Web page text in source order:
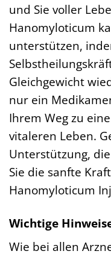
und Sie voller
Hanomyloticum
unterstützen,
Gleichgewicht
nur ein
Ihrem Weg zu
vitaleren Leben.
Unterstützung,
Sie die sanfte
Hanomyloticum
Wichtige
Wie bei allen